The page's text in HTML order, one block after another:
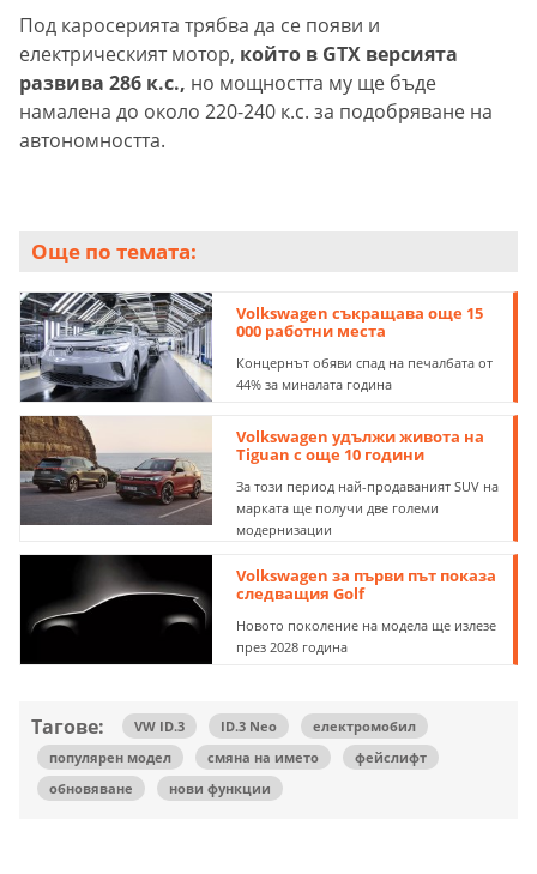
Под каросерията трябва да се появи и
електрическият мотор, който в GTX версията
развива 286 к.с., но мощността му ще бъде
намалена до около 220-240 к.с. за подобряване на
автономността.
Още по темата:
Volkswagen съкращава още 15
000 работни места
Концернът обяви спад на печалбата от
44% за миналата година
Volkswagen удължи живота на
Tiguan с още 10 години
За този период най-продаваният SUV на
марката ще получи две големи
модернизации
Volkswagen за първи път показа
следващия Golf
Новото поколение на модела ще излезе
през 2028 година
Тагове: VW ID.3 ID.3 Neo
електромобил
популярен модел
смяна на името
фейслифт
обновяване
нови функции